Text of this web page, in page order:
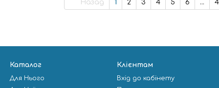
Назад 1 2 3 4 5 6 ...
Каталог
Для Нього
Клієнтам
Вхід до кабінету